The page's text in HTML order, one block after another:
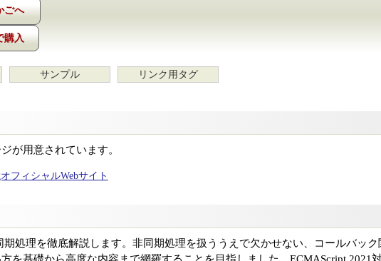
購入
サンプル リンク用タグ
が用意されています。
フィシャルWebサイト
期処理を徹底解説します。非同期処理を扱ううえで欠かせない、コールバック
を基礎から高度な内容まで網羅することを目指しました。ECMAScript 2021